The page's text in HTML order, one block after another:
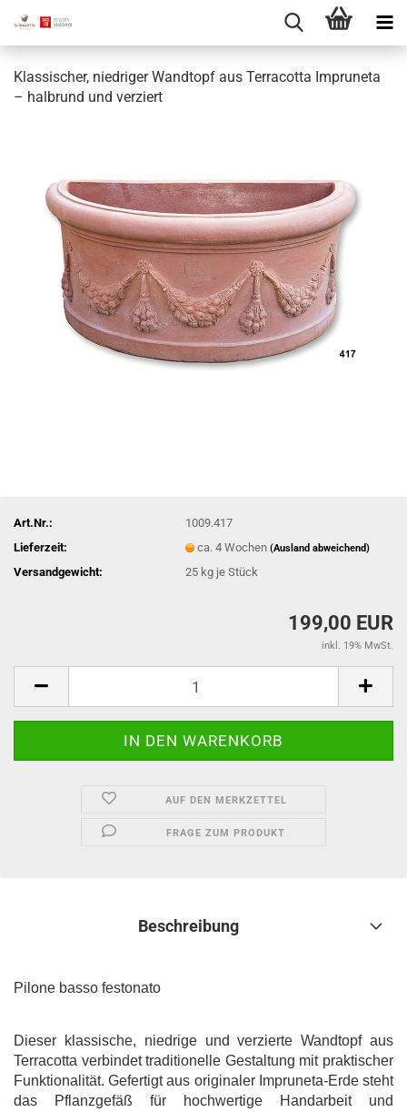
Klassischer, niedriger Wandtopf aus Terracotta Impruneta
– halbrund und verziert
Art.Nr.:
1009.417
Lieferzeit:
ca. 4 Wochen(Ausland abweichend)
Versandgewicht: 25 kg je Stück
199,00 EUR
inkl. 19% MwSt.
AUF DEN MERKZETTEL
FRAGE ZUM PRODUKT
Beschreibung
Pilone basso festonato
Dieser klassische, niedrige und verzierte Wandtopf aus
Terracotta verbindet traditionelle Gestaltung mit praktischer
Funktionalität. Gefertigt aus originaler Impruneta-Erde steht
das Pflanzgefäß für hochwertige Handarbeit und